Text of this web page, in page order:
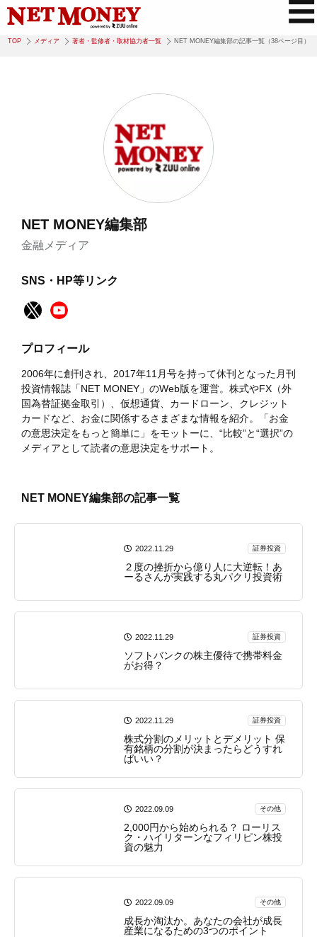
TOP メディア 著者・監修者・取材協力者一覧 NET MONEY編集部の記事一覧（38ページ目）
NET MONEY編集部
金融メディア
SNS・HP等リンク
プロフィール
2006年に創刊され、2017年11月号を持って休刊となった月刊
投資情報誌「NET MONEY」のWeb版を運営。株式やFX（外
国為替証拠金取引）、仮想通貨、カードローン、クレジット
カードなど、お金に関係するさまざまな情報を紹介。「お金
の意思決定をもっと簡単に」をモットーに、“比較”と“選択”の
メディアとして読者の意思決定をサポート。
NET MONEY編集部の記事一覧
2022.11.29 証券投資
２度の挫折から億り人に大逆転！あ
ーるさんが実践する丸パクリ投資術
2022.11.29 証券投資
ソフトバンクの株主優待で携帯料金
がお得？
2022.11.29 証券投資
株式分割のメリットとデメリット 保
有銘柄の分割が決まったらどうすれ
ばいい？
2022.09.09 その他
2,000円から始められる？ ローリス
ク・ハイリターンなフィリピン株投
資の魅力
2022.09.09 その他
成長か淘汰か。あなたの会社が成長
産業になるための3つのポイント